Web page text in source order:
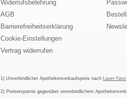
Widerrufsbelehrung
AGB
Barrierefreiheitserklärung
Cookie-Einstellungen
Vertrag widerrufen
1) Unverbindlicher Apothekenverkaufspreis nach Lauer-Taxe
2) Preisersparnis gegenüber unverbindlichem